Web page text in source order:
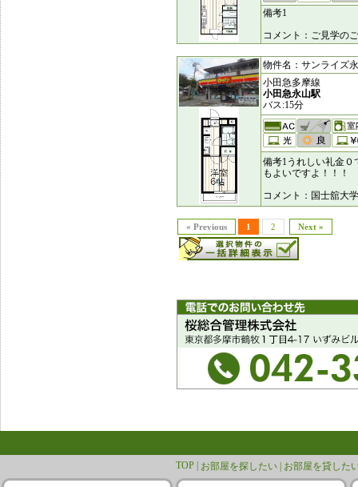
備考1
コメント：ご見学の
物件名：サンライズ
小田急多摩線
小田急永山駅
バス:15分
備考1うれしい礼金
もよいですよ！！！
コメント：国士舘大
« Previous 1 2 Next »
TOP | お部屋を探したい | お部屋を貸した